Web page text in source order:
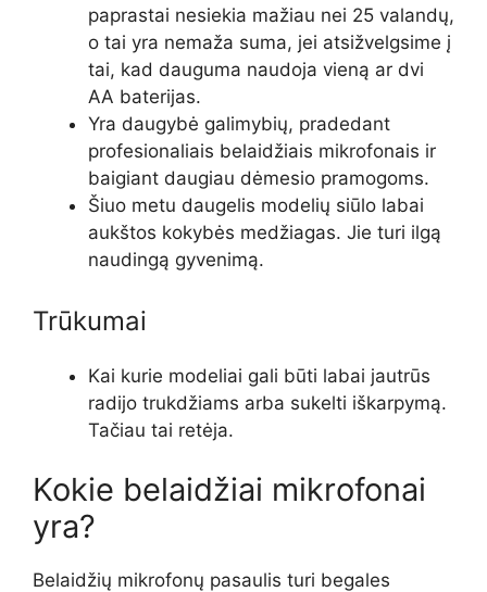
paprastai nesiekia mažiau nei 25 valandų,
o tai yra nemaža suma, jei atsižvelgsime į
tai, kad dauguma naudoja vieną ar dvi
AA baterijas.
Yra daugybė galimybių, pradedant
profesionaliais belaidžiais mikrofonais ir
baigiant daugiau dėmesio pramogoms.
Šiuo metu daugelis modelių siūlo labai
aukštos kokybės medžiagas. Jie turi ilgą
naudingą gyvenimą.
Trūkumai
Kai kurie modeliai gali būti labai jautrūs
radijo trukdžiams arba sukelti iškarpymą.
Tačiau tai retėja.
Kokie belaidžiai mikrofonai
yra?
Belaidžių mikrofonų pasaulis turi begales